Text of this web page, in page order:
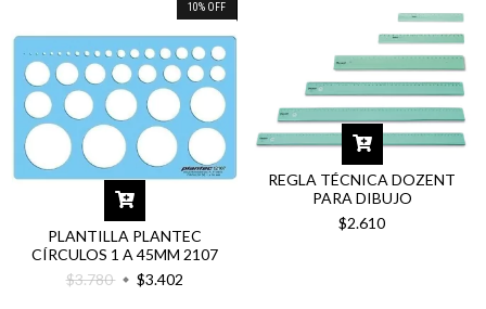
10% OFF
PLANTILLA PLANTEC
CÍRCULOS 1 A 45MM 2107
$3.780
$3.402
REGLA TÉCNICA DOZENT
PARA DIBUJO
$2.610